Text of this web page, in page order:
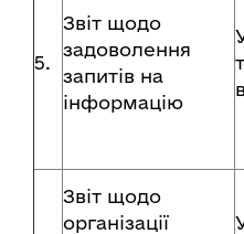
5.
Звіт щодо
задоволення
запитів на
інформацію
Звіт щодо
організації